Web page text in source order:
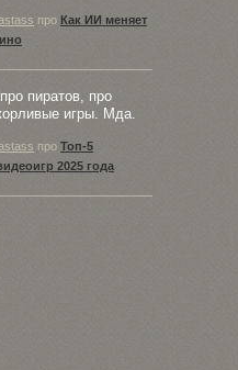
про Как ИИ меняет
пиратов, про
игры. Мда.
про Топ-5
2025 года